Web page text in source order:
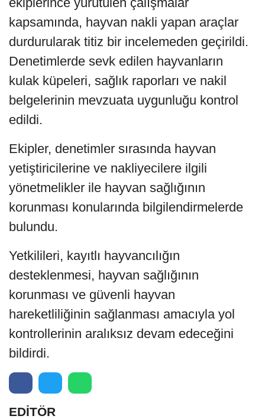
kapsamında, hayvan nakli yapan araçlar
durdurularak titiz bir incelemeden geçirildi.
Denetimlerde sevk edilen hayvanların
kulak küpeleri, sağlık raporları ve nakil
belgelerinin mevzuata uygunluğu kontrol
edildi.
Ekipler, denetimler sırasında hayvan
yetiştiricilerine ve nakliyecilere ilgili
yönetmelikler ile hayvan sağlığının
korunması konularında bilgilendirmelerde
bulundu.
Yetkilileri, kayıtlı hayvancılığın
desteklenmesi, hayvan sağlığının
korunması ve güvenli hayvan
hareketliliğinin sağlanması amacıyla yol
kontrollerinin aralıksız devam edeceğini
bildirdi.
EDİTÖR